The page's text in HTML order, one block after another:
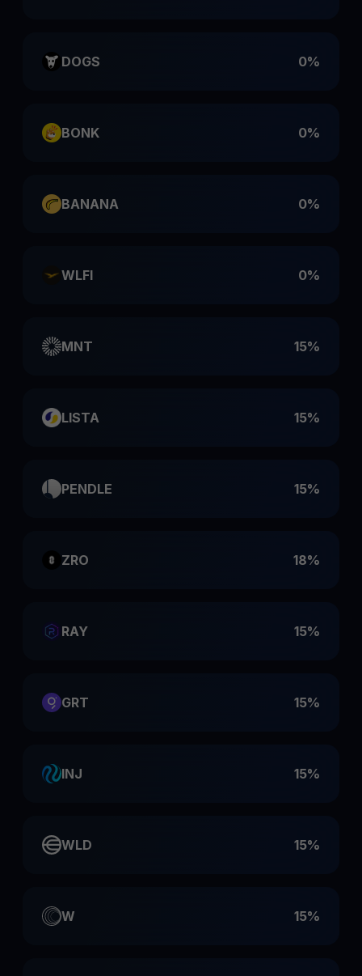
DOGS 0%
BONK 0%
BANANA 0%
WLFI 0%
MNT 15%
LISTA 15%
PENDLE 15%
ZRO 18%
RAY 15%
GRT 15%
INJ 15%
WLD 15%
W 15%